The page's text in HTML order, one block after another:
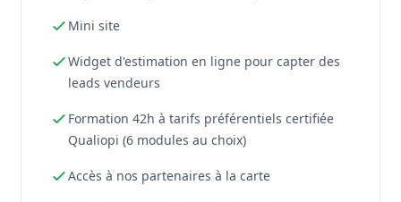
Mini site
Widget d'estimation en ligne pour capter des
leads vendeurs
Formation 42h à tarifs préférentiels certifiée
Qualiopi (6 modules au choix)
Accès à nos partenaires à la carte